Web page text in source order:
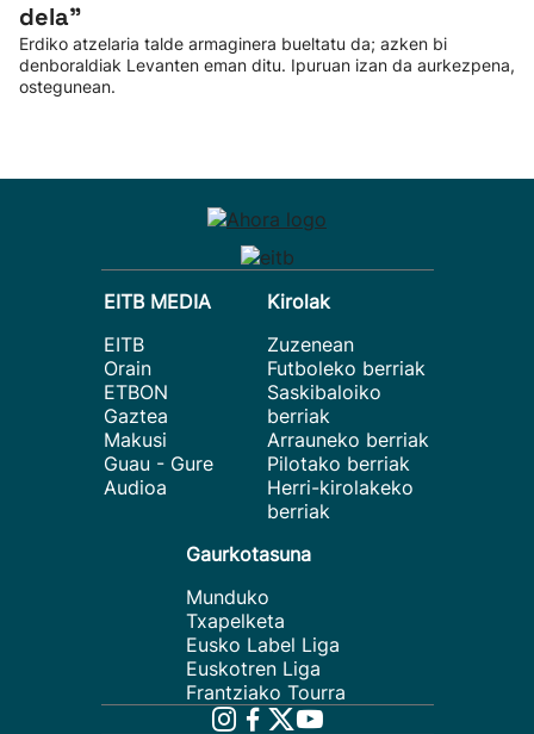
dela”
Erdiko atzelaria talde armaginera bueltatu da; azken bi
denboraldiak Levanten eman ditu. Ipuruan izan da aurkezpena,
ostegunean.
EITB MEDIA
EITB
Orain
ETBON
Gaztea
Makusi
Guau - Gure
Audioa
Kirolak
Zuzenean
Futboleko berriak
Saskibaloiko
berriak
Arrauneko berriak
Pilotako berriak
Herri-kirolakeko
berriak
Gaurkotasuna
Munduko
Txapelketa
Eusko Label Liga
Euskotren Liga
Frantziako Tourra